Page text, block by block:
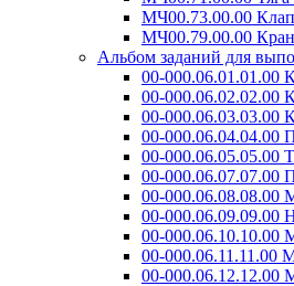
МЧ00.73.00.00
МЧ00.79.00.00
Альбом заданий для
00-000.06.01.01.00
00-000.06.02.02.00
00-000.06.03.03.00
00-000.06.04.04.00
00-000.06.05.05.00
00-000.06.07.07.00
00-000.06.08.08.00
00-000.06.09.09.00
00-000.06.10.10.00
00-000.06.11.11.00
00-000.06.12.12.00